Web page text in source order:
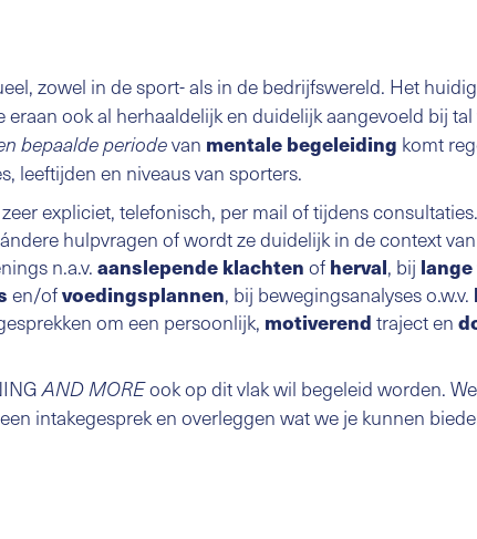
zowel in de sport- als in de bedrijfswereld. Het
ook al herhaaldelijk en duidelijk aangevoeld bij
bepaalde periodevan mentale begeleiding komt
leeftijden en niveaus van sporters.
expliciet, telefonisch, per mail of tijdens consultaties.
hulpvragen of wordt ze duidelijk in de context
n.a.v.aanslepende klachten of herval, bij
en/ofvoedingsplannen, bij bewegingsanalyses o.w.v.
om een persoonlijk, motiverend traject en
AND MOREook op dit vlak wil begeleid worden.
intakegesprek en overleggen wat we je kunnen